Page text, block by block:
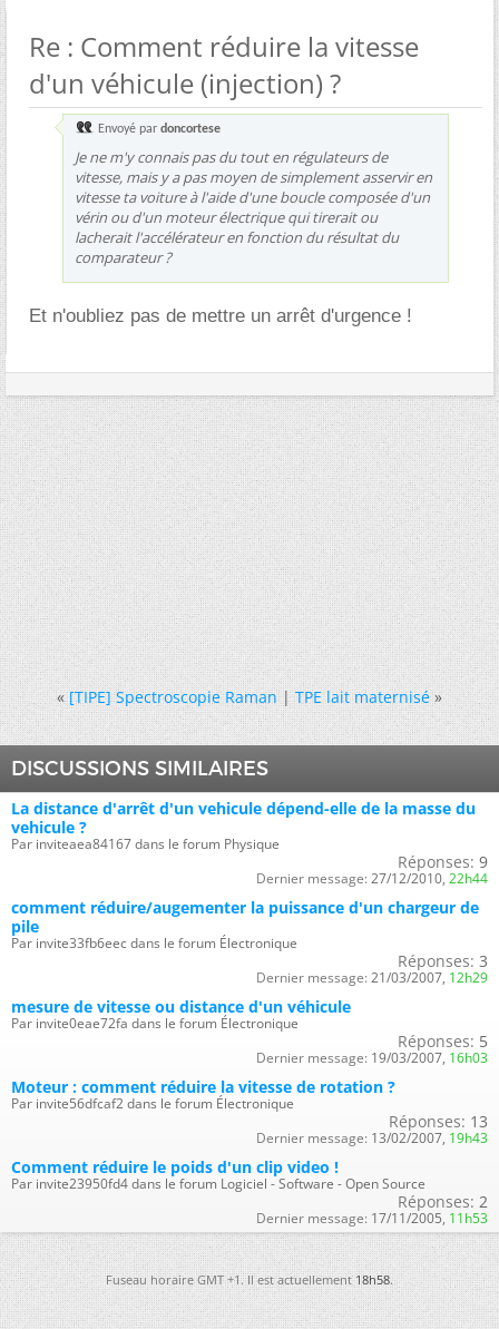
Re : Comment réduire la vitesse
d'un véhicule (injection) ?
Envoyé par doncortese
Je ne m'y connais pas du tout en régulateurs de
vitesse, mais y a pas moyen de simplement asservir en
vitesse ta voiture à l'aide d'une boucle composée d'un
vérin ou d'un moteur électrique qui tirerait ou
lacherait l'accélérateur en fonction du résultat du
comparateur ?
Et n'oubliez pas de mettre un arrêt d'urgence !
« [TIPE] Spectroscopie Raman|TPE lait maternisé »
DISCUSSIONS SIMILAIRES
La distance d'arrêt d'un vehicule dépend-elle de la masse du
vehicule ?
Par inviteaea84167 dans le forum Physique
Réponses: 9
Dernier message: 27/12/2010, 22h44
comment réduire/augementer la puissance d'un chargeur de
pile
Par invite33fb6eec dans le forum Électronique
Réponses: 3
Dernier message: 21/03/2007, 12h29
mesure de vitesse ou distance d'un véhicule
Par invite0eae72fa dans le forum Électronique
Réponses: 5
Dernier message: 19/03/2007, 16h03
Moteur : comment réduire la vitesse de rotation ?
Par invite56dfcaf2 dans le forum Électronique
Réponses: 13
Dernier message: 13/02/2007, 19h43
Comment réduire le poids d'un clip video !
Par invite23950fd4 dans le forum Logiciel - Software - Open Source
Réponses: 2
Dernier message: 17/11/2005, 11h53
Fuseau horaire GMT +1. Il est actuellement18h58.